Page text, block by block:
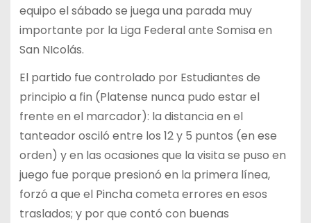
equipo el sábado se juega una parada muy
importante por la Liga Federal ante Somisa en
San NIcolás.
El partido fue controlado por Estudiantes de
principio a fin (Platense nunca pudo estar el
frente en el marcador): la distancia en el
tanteador osciló entre los 12 y 5 puntos (en ese
orden) y en las ocasiones que la visita se puso en
juego fue porque presionó en la primera línea,
forzó a que el Pincha cometa errores en esos
traslados; y por que contó con buenas